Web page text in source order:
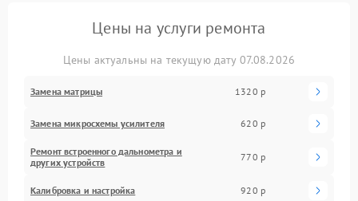
Цены на услуги ремонта
Цены актуальны на текущую дату 07.08.2026
Замена матрицы 1320 р
Замена микросхемы усилителя 620 р
Ремонт встроенного дальнометра и
других устройств
770 р
Калибровка и настройка 920 р